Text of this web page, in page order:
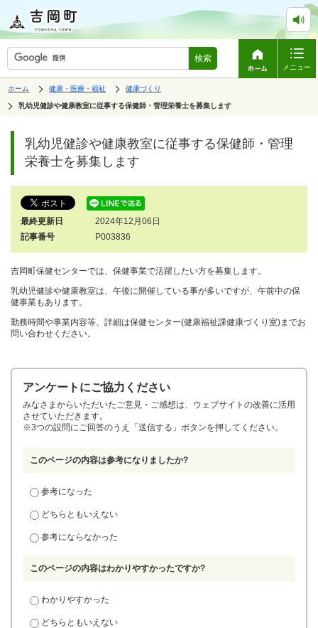
検索
メニュー
表
ペ
ジ
ホーム
の
中
の
健康・医療・福祉
の
中
の
健康づくり
の
乳幼児健診や健康教室に従事する保健師・管理栄養士を募集します
す。
す。
乳幼児健診や健康教室に従事する保健師・管理
栄養士を募集します
最終更新日
2024年12月06日
記事番号
P003836
吉岡町保健センターでは、保健事業で活躍したい方を募集します。
乳幼児健診や健康教室は、午後に開催している事が多いですが、午前中の保
健事業もあります。
勤務時間や事業内容等、詳細は保健センター(健康福祉課健康づくり室)までお
問い合わせください。
アンケートにご協力ください
みなさまからいただいたご意見・ご感想は、ウェブサイトの改善に活用
させていただきます。
※3つの設問にご回答のうえ「送信する」ボタンを押してください。
このページの内容は参考になりましたか?
参考になった
どちらともいえない
参考にならなかった
このページの内容はわかりやすかったですか?
わかりやすかった
どちらともいえない